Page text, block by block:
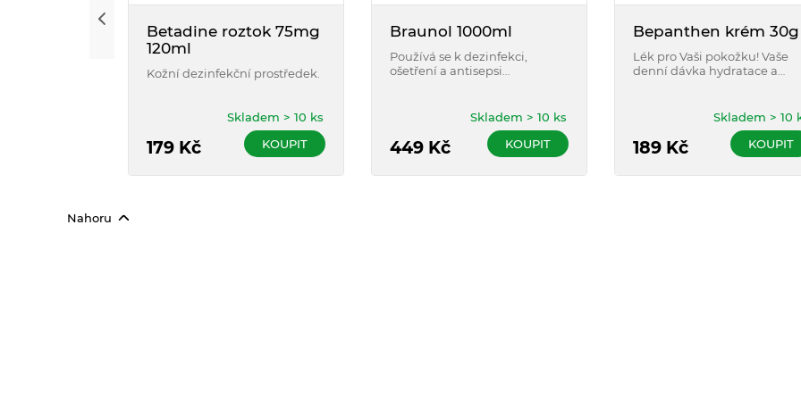
Betadine roztok 75mg
120ml
Kožní dezinfekční prostředek.
179Kč
Skladem > 10 ks
KOUPIT
Braunol 1000ml
Používá se k dezinfekci,
ošetření a antisepsi
dospívajících, dětí a
donošených novorozenců.
449Kč
Skladem > 10 ks
KOUPIT
Bepanthen krém 30g
Lék pro Vaši pokožku! Vaše
denní dávka hydratace a
kosmetických zákrocích
189Kč
Skladem > 10
KOUPIT
Nahoru